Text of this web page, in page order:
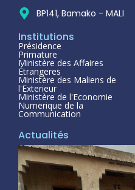
BP141, Bamako - MALI
Institutions
Présidence
Primature
Ministère des Affaires
Étrangeres
Ministère des Maliens de
l'Exterieur
Ministère de l'Economie
Numerique de la
Communication
Actualités